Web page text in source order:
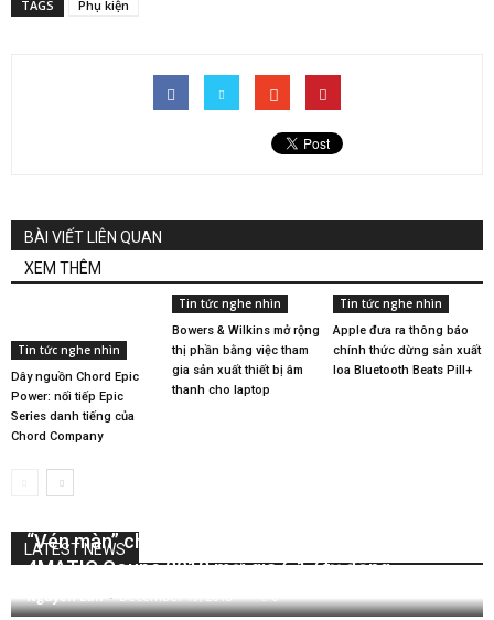
TAGS Phụ kiện
BÀI VIẾT LIÊN QUAN
XEM THÊM
Tin tức nghe nhìn
Dây nguồn Chord Epic
Power: nối tiếp Epic
Series danh tiếng của
Chord Company
Tin tức nghe nhìn
Bowers & Wilkins mở rộng
thị phần bằng việc tham
gia sản xuất thiết bị âm
thanh cho laptop
Tin tức nghe nhìn
Apple đưa ra thông báo
chính thức dừng sản xuất
loa Bluetooth Beats Pill+
LATEST NEWS
“Vén màn” chiêm ngưỡng Mercedes-Benz S450
4MATIC Coupe 2018 mới giá 6.17 tỷ đồng
Nguyễn Lan - December 19, 2018 0